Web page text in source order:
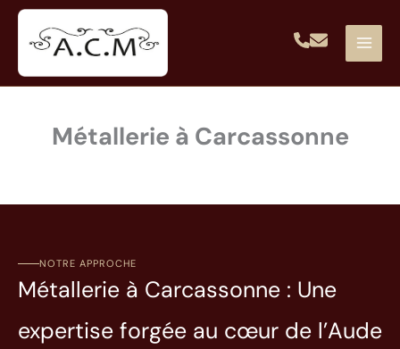
Aller
Métallerie à Carcassonne
NOTRE APPROCHE
Métallerie à Carcassonne : Une
expertise forgée au cœur de l’Aude